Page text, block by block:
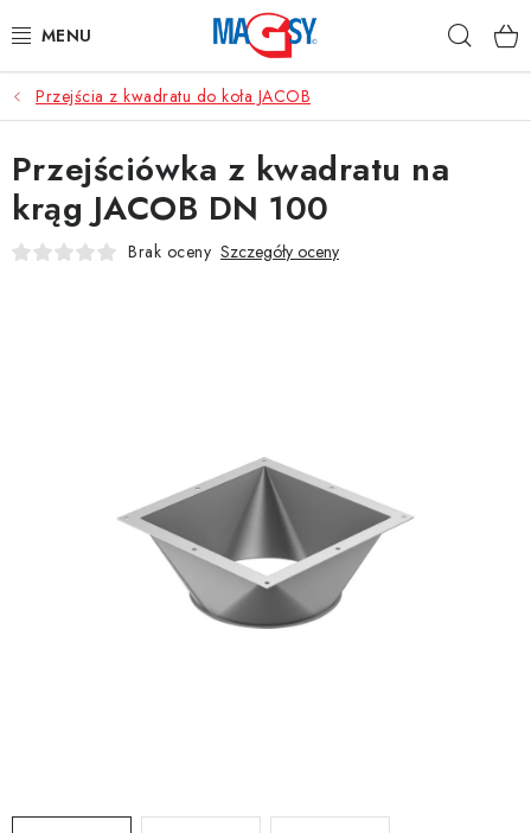
do
GŁÓWNE KATEGORIE
MAGNETYCZNE POMOCE
MAGNESY PRZEMYSŁOWE
Odstąpienie od umowy
Przejścia z kwadratu do koła JACOB
Przejściówka z kwadratu na
krąg JACOB DN 100
Brak oceny Szczegóły oceny